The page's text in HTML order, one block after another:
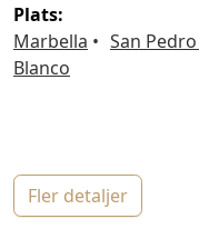
plats:
Marbella
San
Blanco
fler detaljer